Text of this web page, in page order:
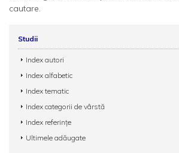
cautare.
Studii
Index autori
Index alfabetic
Index tematic
Index categorii de vârstă
Index referințe
Ultimele adăugate